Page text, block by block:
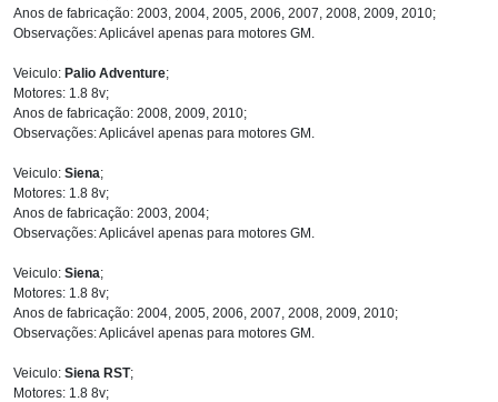
Anos de fabricação: 2003, 2004, 2005, 2006, 2007, 2008, 2009, 2010;
Observações: Aplicável apenas para motores GM.
Veiculo: Palio Adventure;
Motores: 1.8 8v;
Anos de fabricação: 2008, 2009, 2010;
Observações: Aplicável apenas para motores GM.
Veiculo: Siena;
Motores: 1.8 8v;
Anos de fabricação: 2003, 2004;
Observações: Aplicável apenas para motores GM.
Veiculo: Siena;
Motores: 1.8 8v;
Anos de fabricação: 2004, 2005, 2006, 2007, 2008, 2009, 2010;
Observações: Aplicável apenas para motores GM.
Veiculo: Siena RST;
Motores: 1.8 8v;